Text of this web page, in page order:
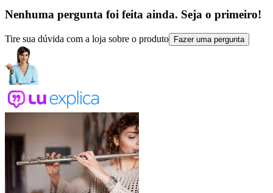
Nenhuma pergunta foi feita ainda. Seja o primeiro!
Tire sua dúvida com a loja sobre o produto Fazer uma pergunta